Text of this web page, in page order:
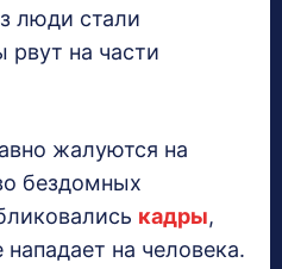
люди стали
рвут на части
жалуются на
бездомных
кадры,
на человека.